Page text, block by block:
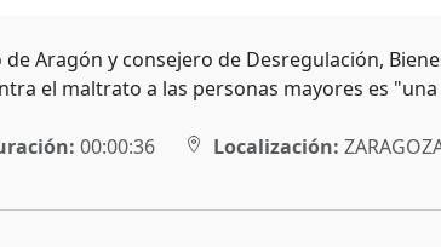
Aragón y consejero de Desregulación,
el maltrato a las personas mayores es
00:00:36 Localización: